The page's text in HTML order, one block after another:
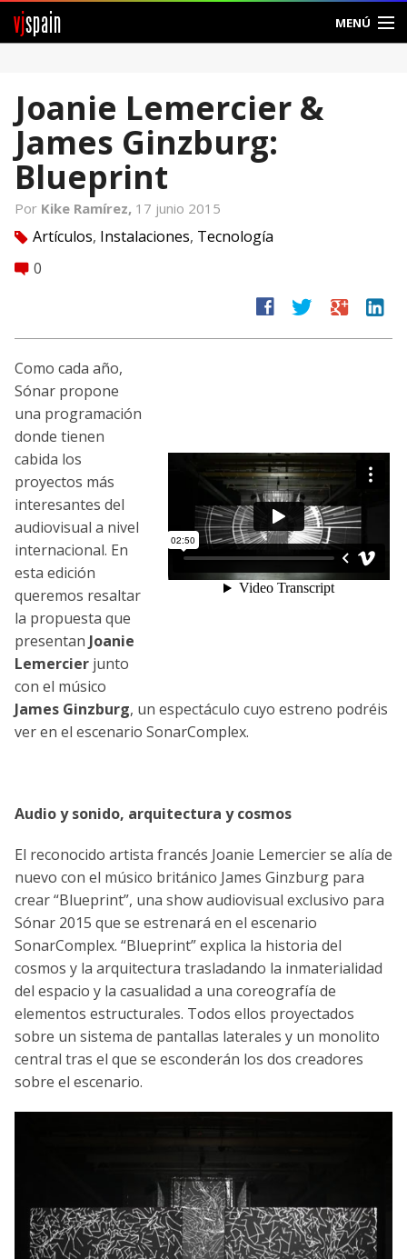
vjspain MENÚ
Foros
Noticias
Ayuda
Crear Cuenta
Joanie Lemercier &
James Ginzburg:
Blueprint
Por Kike Ramírez, 17 junio 2015
tag Artículos, Instalaciones, Tecnología
comment 0
facebook twitter google linkedin
Como cada año,
Sónar propone
una programación
donde tienen
cabida los
proyectos más
interesantes del
audiovisual a nivel
internacional. En
esta edición
queremos resaltar
la propuesta que
presentan Joanie
Lemercier junto
con el músico
James Ginzburg, un espectáculo cuyo estreno podréis
ver en el escenario SonarComplex.
Audio y sonido, arquitectura y cosmos
El reconocido artista francés Joanie Lemercier se alía de
nuevo con el músico británico James Ginzburg para
crear “Blueprint”, una show audiovisual exclusivo para
Sónar 2015 que se estrenará en el escenario
SonarComplex. “Blueprint” explica la historia del
cosmos y la arquitectura trasladando la inmaterialidad
del espacio y la casualidad a una coreografía de
elementos estructurales. Todos ellos proyectados
sobre un sistema de pantallas laterales y un monolito
central tras el que se esconderán los dos creadores
sobre el escenario.